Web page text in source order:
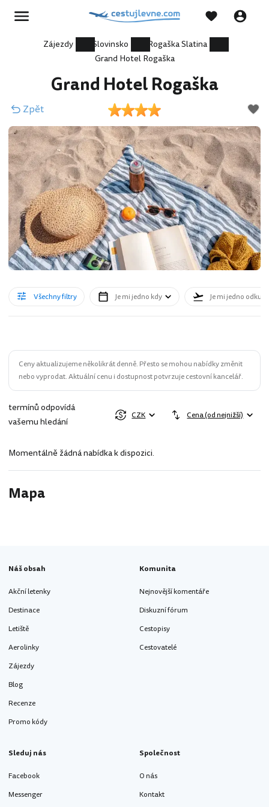
Zájezdy Slovinsko
Rogaška Slatina
Grand Hotel Rogaška
Grand Hotel Rogaška
Zpět
Všechny filtry Je mi jedno kdy Je mi jedno odkud
Ceny aktualizujeme několikrát denně. Přesto se mohou nabídky změnit
nebo vyprodat. Aktuální cenu i dostupnost potvrzuje cestovní kancelář.
termínů odpovídá
vašemu hledání
CZK Cena (od nejnižší)
Momentálně žádná nabídka k dispozici.
Mapa
Náš obsah
Akční letenky
Destinace
Letiště
Aerolinky
Zájezdy
Blog
Recenze
Promo kódy
Komunita
Nejnovější komentáře
Diskuzní fórum
Cestopisy
Cestovatelé
Sleduj nás
Facebook
Messenger
Společnost
O nás
Kontakt